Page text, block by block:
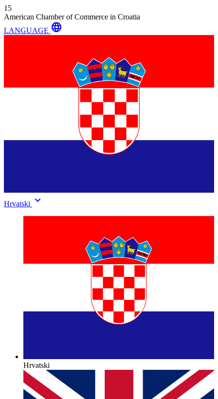
15
American Chamber of Commerce in Croatia
LANGUAGE language
Hrvatski keyboard_arrow_down
Hrvatski